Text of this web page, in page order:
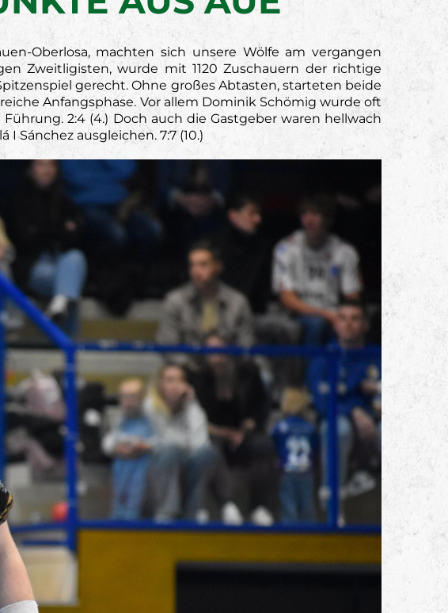
Oberlosa, machten sich unsere Wölfe am vergangen
Zweitligisten, wurde mit 1120 Zuschauern der richtige
gerecht. Ohne großes Abtasten, starteten beide
Anfangsphase. Vor allem Dominik Schömig wurde oft
2:4 (4.) Doch auch die Gastgeber waren hellwach
Sánchez ausgleichen. 7:7 (10.)